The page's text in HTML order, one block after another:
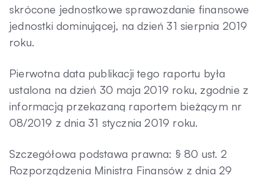
skrócone jednostkowe sprawozdanie finansowe
jednostki dominującej, na dzień 31 sierpnia 2019
roku.
Pierwotna data publikacji tego raportu była
ustalona na dzień 30 maja 2019 roku, zgodnie z
informacją przekazaną raportem bieżącym nr
08/2019 z dnia 31 stycznia 2019 roku.
Szczegółowa podstawa prawna: § 80 ust. 2
Rozporządzenia Ministra Finansów z dnia 29